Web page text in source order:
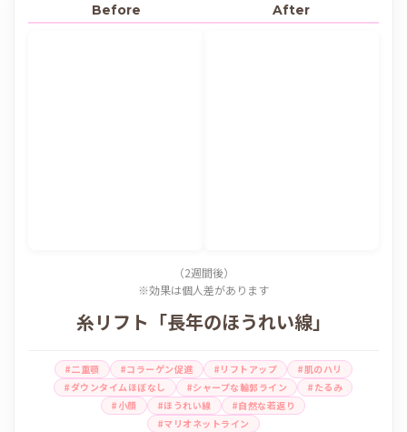
Before After
（2週間後）
※効果は個人差があります
糸リフト「長年のほうれい線」
#二重顎 #コラーゲン促進 #リフトアップ
#肌のハリ
#ダウンタイムほぼなし
#シャープな輪郭ライン
#たるみ
#小顔
#ほうれい線
#自然な若返り
#マリオネットライン